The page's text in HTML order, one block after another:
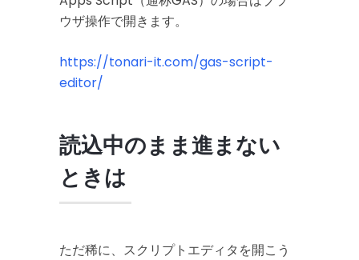
ウザ操作で開きます。
https://tonari-it.com/gas-script-
editor/
読込中のまま進まない
ときは
ただ稀に、スクリプトエディタを開こう